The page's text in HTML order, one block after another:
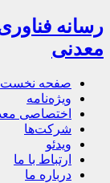
رسانه
معدنی
صفحه نخست
ویژه‌نامه
اختصاصی
شرکت‌ها
ویدئو
ارتباط با ما
درباره ما